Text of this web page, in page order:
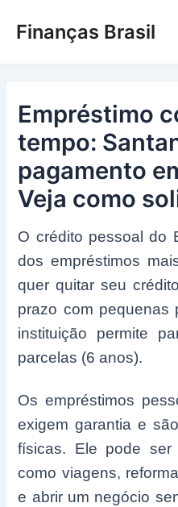
paraFinanças Brasil
Empréstimo
tempo:
pagamento
Veja como
O crédito pessoal do
dos empréstimos
quer quitar seu
prazo com pequenas
instituição permite
parcelas (6 anos).
Os empréstimos
exigem garantia e
físicas. Ele pode ser
como viagens,
e abrir um negócio